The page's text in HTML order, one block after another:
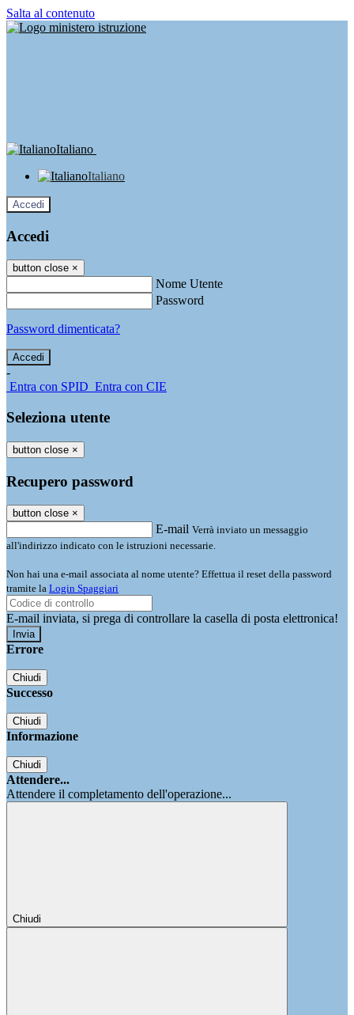
Salta al contenuto
Italiano
Italiano
Accedi
Accedi
button close ×
Nome Utente
Password
Password dimenticata?
-
Entra con SPID Entra con CIE
Seleziona utente
button close ×
Recupero password
button close ×
E-mail Verrà inviato un messaggio
all'indirizzo indicato con le istruzioni necessarie.
Non hai una e-mail associata al nome utente? Effettua il reset della password
tramite la Login Spaggiari
E-mail inviata, si prega di controllare la casella di posta elettronica!
Errore
Chiudi
Successo
Chiudi
Informazione
Chiudi
Attendere...
Attendere il completamento dell'operazione...
Chiudi